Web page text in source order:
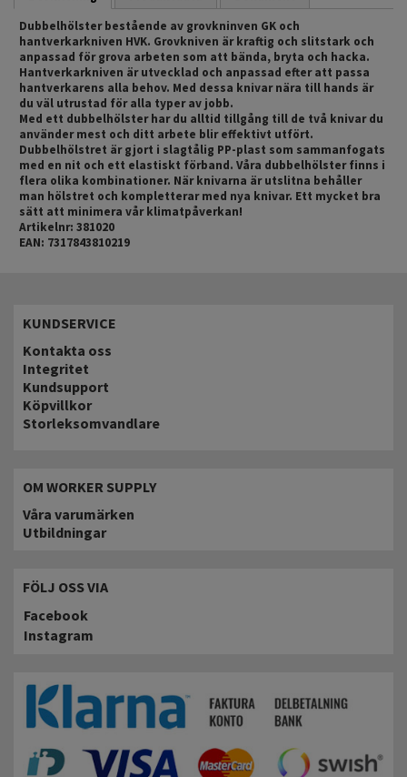
Dubbelhölster bestående av grovkninven GK och
hantverkarkniven HVK. Grovkniven är kraftig och slitstark och
anpassad för grova arbeten som att bända, bryta och hacka.
Hantverkarkniven är utvecklad och anpassad efter att passa
hantverkarens alla behov. Med dessa knivar nära till hands är
du väl utrustad för alla typer av jobb.
Med ett dubbelhölster har du alltid tillgång till de två knivar du
använder mest och ditt arbete blir effektivt utfört.
Dubbelhölstret är gjort i slagtålig PP-plast som sammanfogats
med en nit och ett elastiskt förband. Våra dubbelhölster finns i
flera olika kombinationer. När knivarna är utslitna behåller
man hölstret och kompletterar med nya knivar. Ett mycket bra
sätt att minimera vår klimatpåverkan!
Artikelnr: 381020
EAN: 7317843810219
KUNDSERVICE
Kontakta oss
Integritet
Kundsupport
Köpvillkor
Storleksomvandlare
OM WORKER SUPPLY
Våra varumärken
Utbildningar
FÖLJ OSS VIA
Facebook
Instagram